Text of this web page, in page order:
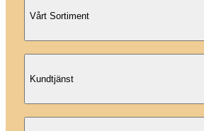
Vårt Sortiment
Kundtjänst